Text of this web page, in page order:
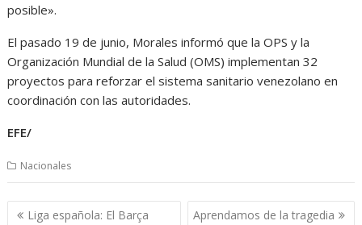
posible».
El pasado 19 de junio, Morales informó que la OPS y la
Organización Mundial de la Salud (OMS) implementan 32
proyectos para reforzar el sistema sanitario venezolano en
coordinación con las autoridades.
EFE/
Nacionales
Navegación
Liga española: El Barça
Aprendamos de la tragedia